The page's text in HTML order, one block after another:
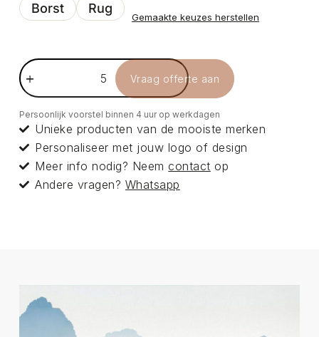
Borst Rug
Gemaakte keuzes herstellen
Vraag offerte aan
Persoonlijk voorstel binnen 4 uur op werkdagen
Unieke producten van de mooiste merken
Personaliseer met jouw logo of design
Meer info nodig? Neemcontact op
Andere vragen? Whatsapp